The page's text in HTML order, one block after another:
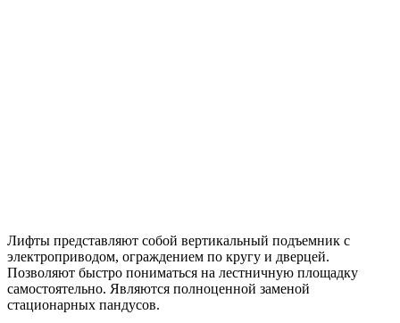
Лифты представляют собой вертикальный подъемник с
электроприводом, ограждением по кругу и дверцей.
Позволяют быстро пониматься на лестничную площадку
самостоятельно. Являются полноценной заменой
стационарных пандусов.